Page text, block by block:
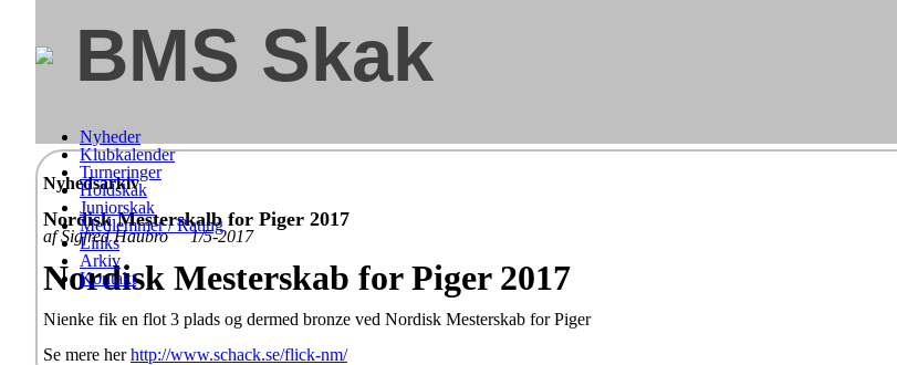
BMS Skak
Nyheder
Klubkalender
Turneringer
Holdskak
Juniorskak
Medlemmer / Rating
Links
Arkiv
Kontakt
Nyhedsarkiv
Nordisk Mesterskalb for Piger 2017
af Sigfred Haubro 1/5-2017
Nordisk Mesterskab for Piger 2017
Nienke fik en flot 3 plads og dermed bronze ved Nordisk Mesterskab for Piger
Se mere herhttp://www.schack.se/flick-nm/